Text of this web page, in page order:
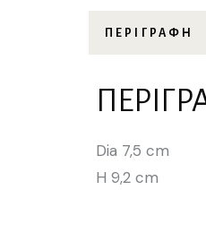
ΠΕΡΙΓΡΑΦΉ
Dia 7,5 cm
H 9,2 cm